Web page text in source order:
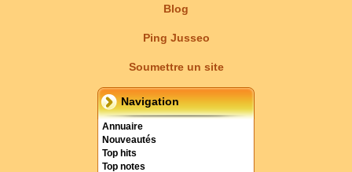
Blog
Ping Jusseo
Soumettre un site
Navigation
Annuaire
Nouveautés
Top hits
Top notes